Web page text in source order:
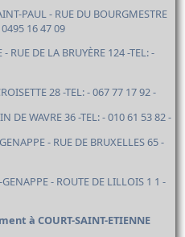
PAUL - RUE DU BOURGMESTRE
16 47 09
RUE DE LA BRUYÈRE 124 -TEL: -
28 -TEL: - 067 77 17 92 -
DE WAVRE 36 -TEL: - 010 61 53 82 -
- RUE DE BRUXELLES 65 -
- ROUTE DE LILLOIS 1 1 -
à COURT-SAINT-ETIENNE